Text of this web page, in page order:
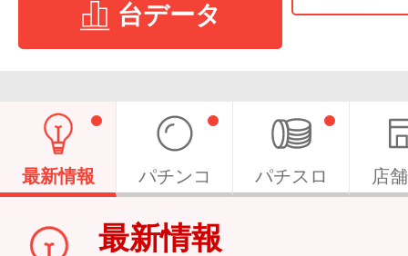
台データ
最新情報 パチンコ パチスロ 店
最新情報